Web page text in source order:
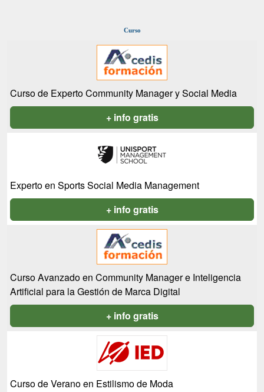
Curso
Curso de Experto Community Manager y Social Media
+ info gratis
Experto en Sports Social Media Management
+ info gratis
Curso Avanzado en Community Manager e Inteligencia
Artificial para la Gestión de Marca Digital
+ info gratis
Curso de Verano en Estilismo de Moda